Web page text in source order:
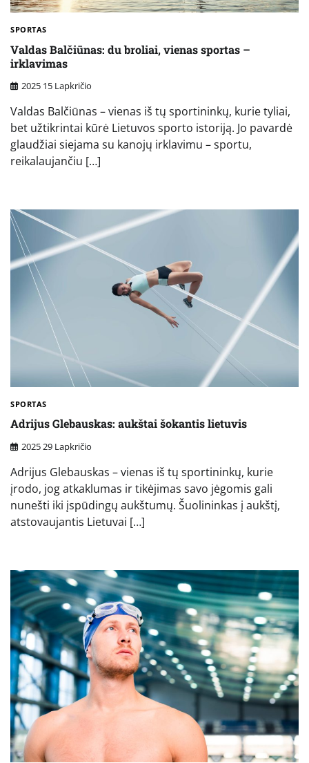
SPORTAS
Valdas Balčiūnas: du broliai, vienas sportas –
irklavimas
2025 15 Lapkričio
Valdas Balčiūnas – vienas iš tų sportininkų, kurie tyliai,
bet užtikrintai kūrė Lietuvos sporto istoriją. Jo pavardė
glaudžiai siejama su kanojų irklavimu – sportu,
reikalaujančiu […]
SPORTAS
Adrijus Glebauskas: aukštai šokantis lietuvis
2025 29 Lapkričio
Adrijus Glebauskas – vienas iš tų sportininkų, kurie
įrodo, jog atkaklumas ir tikėjimas savo jėgomis gali
nunešti iki įspūdingų aukštumų. Šuolininkas į aukštį,
atstovaujantis Lietuvai […]